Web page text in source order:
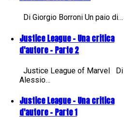
Di Giorgio Borroni Un paio di…
Justice League - Una critica
d'autore - Parte 2
Justice League of Marvel Di
Alessio…
Justice League - Una critica
d'autore - Parte 1